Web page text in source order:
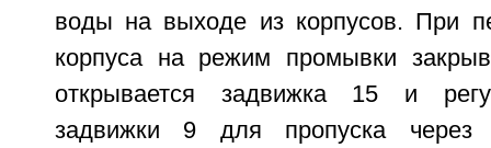
воды на выходе из корпусов. При
корпуса на режим промывки
открывается задвижка 15 и
задвижки 9 для пропуска через